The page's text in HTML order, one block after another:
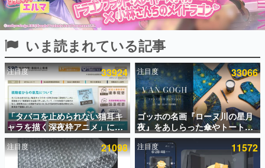
連載・特集一覧
殿堂入り記事
SNS拡散数が数千以上！ ページビュー数万以上！ などな
ど。多くの人々に読まれた、電ファミ渾身の“殿堂入り”記
事をまとめました。
ゲームの企画書
名作ゲームクリエイターの方々に製作時のエピソードをお
聞きし、ヒットする企画（ゲーム）とは何か？を探ってい
きます。
赫本
この物語を解いてはいけない。『赫本』は、〈試験問題〉
の形をした短編ホラー小説集です。
いま読まれている記事
注目度 33924
「タバコを止められない猫耳キ
ャラを描く深夜枠アニメ」に視
聴者の一部から批判意見。違法
薬物の使用と思わしき描写も含
めて、BPOが議論を交わす
注目度 33066
ゴッホの名画『ローヌ川の星月
夜』をあしらった傘やトートバ
ッグなどが登場。8月7日21時よ
り2日間限定で予約販売
注目度 21098 注目度 11572